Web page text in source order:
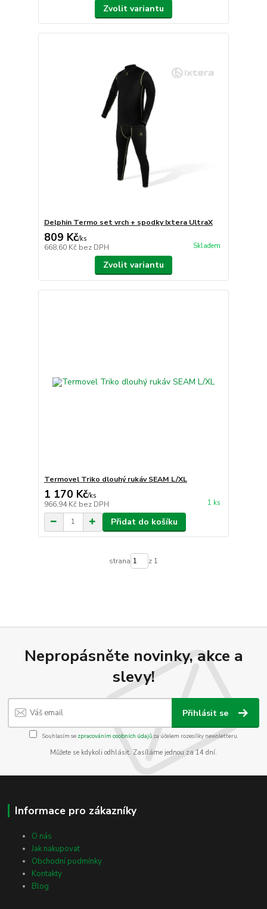
Zvolit variantu
Delphin Termo set vrch + spodky Ixtera UltraX
809 Kč/ks
668,60 Kč bez DPH Skladem
Zvolit variantu
Termovel Triko dlouhý rukáv SEAM L/XL
1 170 Kč/ks
966,94 Kč bez DPH 1 ks
Přidat do košíku
strana z 1
Nepropásněte novinky, akce a
slevy!
Přihlásit se
Souhlasím se zpracováním osobních údajůza účelem rozesílky newsletteru.
Můžete se kdykoli odhlásit. Zasíláme jednou za 14 dní.
Informace pro zákazníky
O nás
Jak nakupovat
Obchodní podmínky
Kontakty
Blog